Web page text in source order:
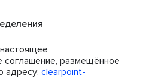
соглашение, размещённое
адресу: clearpoint-